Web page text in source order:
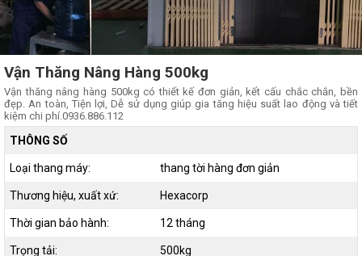
Vận Thăng Nâng Hàng 500kg
Vận thăng nâng hàng 500kg có thiết kế đơn giản, kết cấu chắc chắn, bền
đẹp. An toàn, Tiện lợi, Dễ sử dụng giúp gia tăng hiệu suất lao động và tiết
kiệm chi phí.0936.886.112
THÔNG SỐ
Loại thang máy: thang tời hàng đơn giản
Thương hiệu, xuất xứ: Hexacorp
Thời gian bảo hành: 12 tháng
Trọng tải: 500kg